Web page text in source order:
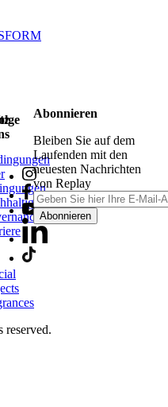
Abonnieren
Bleiben Sie auf dem
Laufenden mit den
neuesten Nachrichten
von Replay
Abonnieren